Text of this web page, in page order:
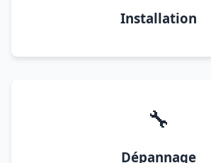
Installation
🔧
Dépannage